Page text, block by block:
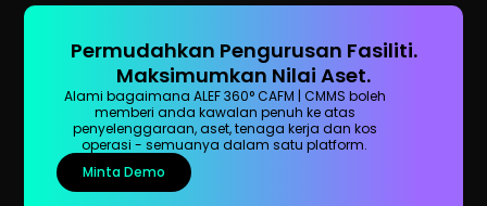
Permudahkan Pengurusan Fasiliti.
Maksimumkan Nilai Aset.
Alami bagaimana ALEF 360° CAFM | CMMS boleh
memberi anda kawalan penuh ke atas
penyelenggaraan, aset, tenaga kerja dan kos
operasi - semuanya dalam satu platform.
Minta Demo